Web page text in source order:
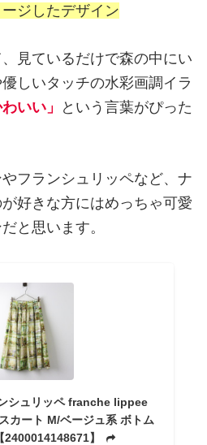
ージしたデザイン
見ているだけで森の中にい
しいタッチの水彩画調イラ
わいい」
という言葉がぴった
フランシュリッペなど、ナ
好きな方にはめっちゃ可愛
と思います。
シュリッペ franche lippee
カート M/ベージュ系 ボトム
2400014148671】